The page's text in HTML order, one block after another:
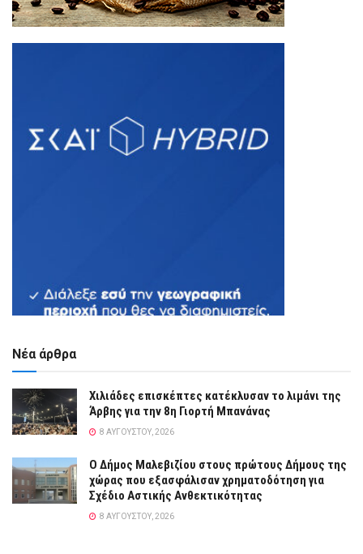
Νέα άρθρα
Χιλιάδες επισκέπτες κατέκλυσαν το λιμάνι της
Άρβης για την 8η Γιορτή Μπανάνας
8 ΑΥΓΟΎΣΤΟΥ, 2026
Ο Δήμος Μαλεβιζίου στους πρώτους Δήμους της
χώρας που εξασφάλισαν χρηματοδότηση για
Σχέδιο Αστικής Ανθεκτικότητας
8 ΑΥΓΟΎΣΤΟΥ, 2026